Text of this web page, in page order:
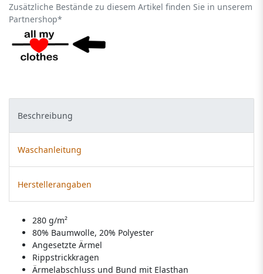
Zusätzliche Bestände zu diesem Artikel finden Sie in unserem
Partnershop*
Beschreibung
Waschanleitung
Herstellerangaben
280 g/m²
80% Baumwolle, 20% Polyester
Angesetzte Ärmel
Rippstrickkragen
Ärmelabschluss und Bund mit Elasthan